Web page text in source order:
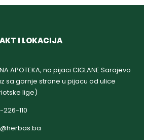
I LOKACIJA
APOTEKA, na pijaci CIGLANE Sarajevo
sa gornje strane u pijacu od ulice
lige)
110